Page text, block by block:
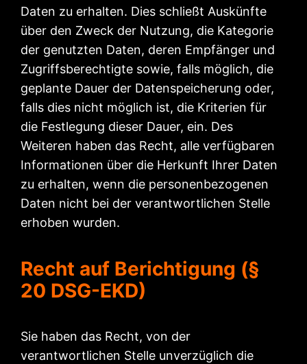
Daten zu erhalten. Dies schließt Auskünfte
über den Zweck der Nutzung, die Kategorie
der genutzten Daten, deren Empfänger und
Zugriffsberechtigte sowie, falls möglich, die
geplante Dauer der Datenspeicherung oder,
falls dies nicht möglich ist, die Kriterien für
die Festlegung dieser Dauer, ein. Des
Weiteren haben das Recht, alle verfügbaren
Informationen über die Herkunft Ihrer Daten
zu erhalten, wenn die personenbezogenen
Daten nicht bei der verantwortlichen Stelle
erhoben wurden.
Recht auf Berichtigung (§
20 DSG-EKD)
Sie haben das Recht, von der
verantwortlichen Stelle unverzüglich die